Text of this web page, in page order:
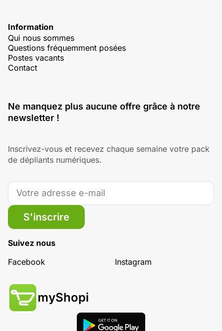
Information
Qui nous sommes
Questions fréquemment posées
Postes vacants
Contact
Ne manquez plus aucune offre grâce à notre
newsletter !
Inscrivez-vous et recevez chaque semaine votre pack
de dépliants numériques.
S'inscrire
Suivez nous
Facebook
Instagram
myShopi